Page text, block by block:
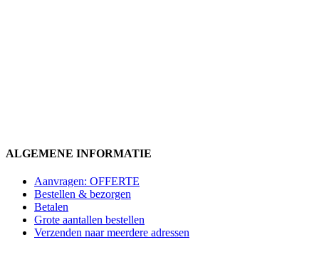
ALGEMENE INFORMATIE
Aanvragen: OFFERTE
Bestellen & bezorgen
Betalen
Grote aantallen bestellen
Verzenden naar meerdere adressen